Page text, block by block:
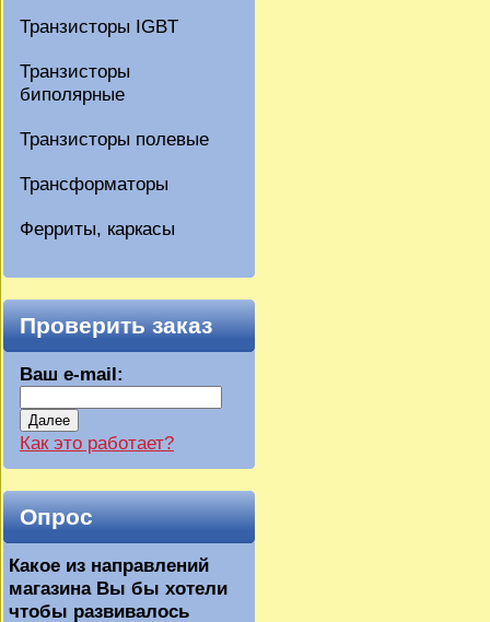
Транзисторы IGBT
Транзисторы
биполярные
Транзисторы полевые
Трансформаторы
Ферриты, каркасы
Проверить заказ
Ваш e-mail:
Далее
Как это работает?
Опрос
Какое из направлений
магазина Вы бы хотели
чтобы развивалось